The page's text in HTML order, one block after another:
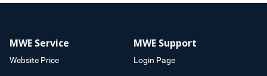
MWE Service
Website Price
MWE Support
Login Page